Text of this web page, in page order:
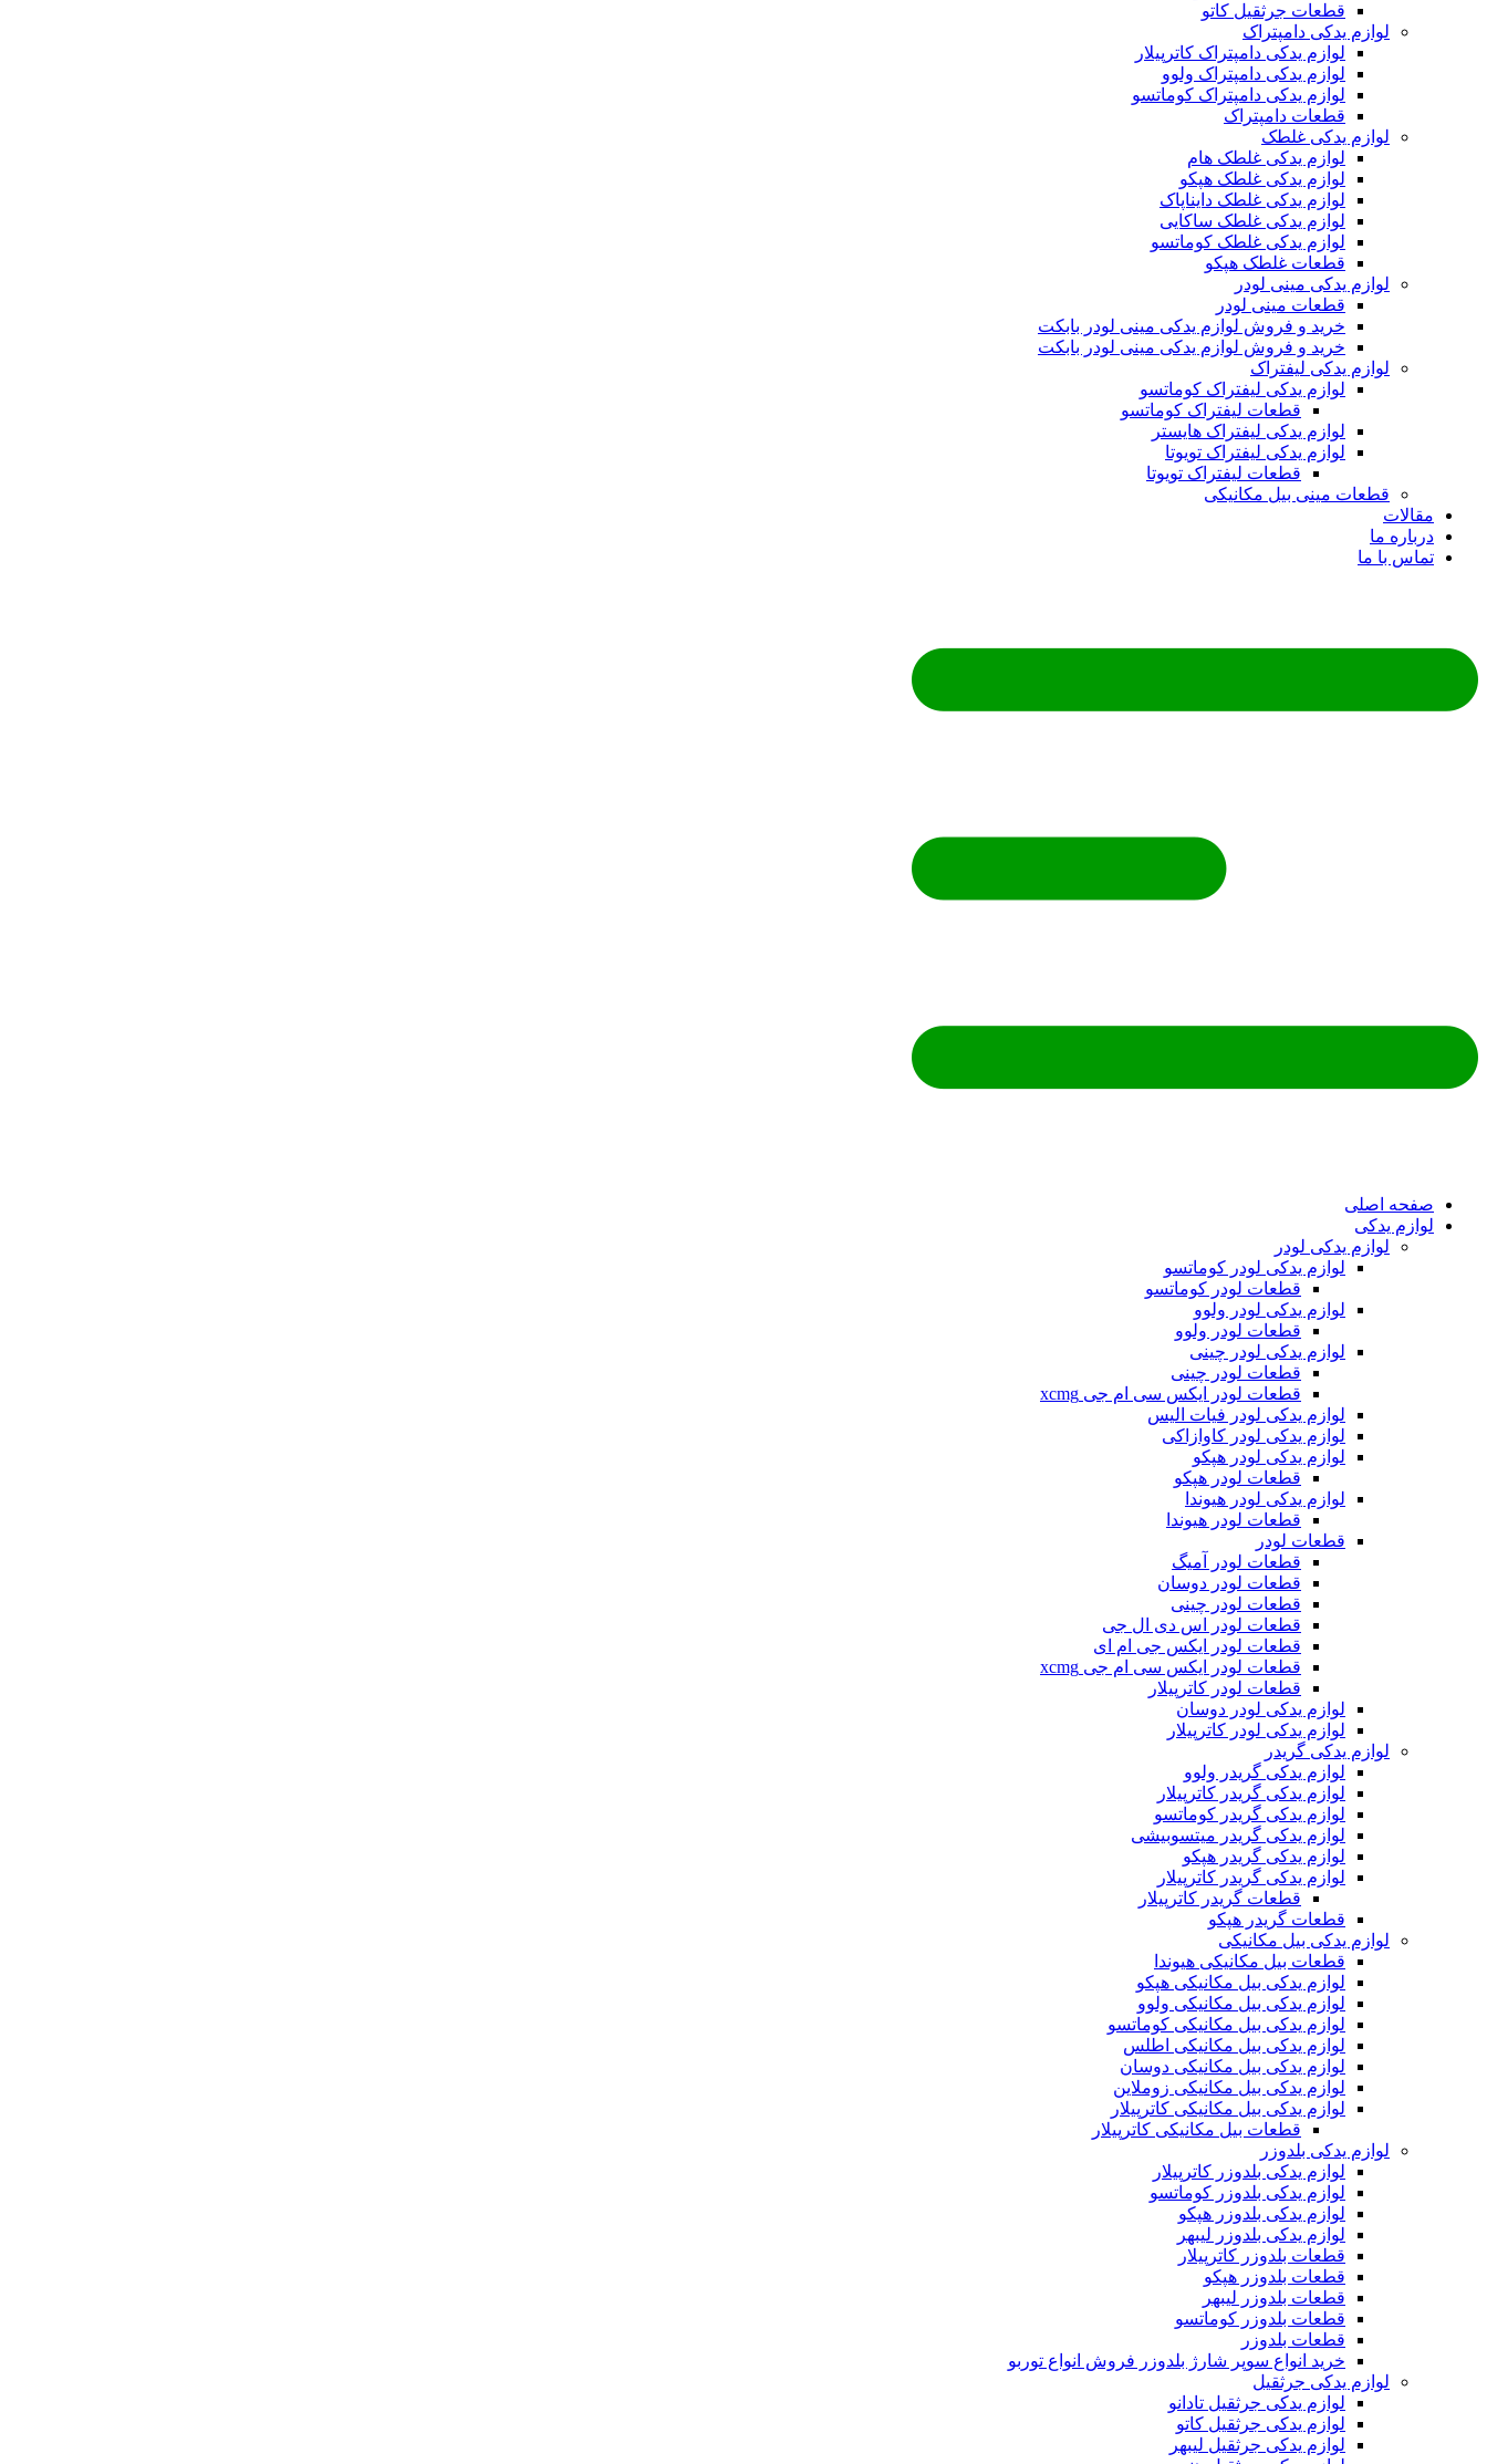
قطعات جرثقیل کاتو
لوازم یدکی دامپتراک
لوازم یدکی دامپتراک کاترپیلار
لوازم یدکی دامپتراک ولوو
لوازم یدکی دامپتراک کوماتسو
قطعات دامپتراک
لوازم یدکی غلطک
لوازم یدکی غلطک هام
لوازم یدکی غلطک هپکو
لوازم یدکی غلطک دایناپاک
لوازم یدکی غلطک ساکایی
لوازم یدکی غلطک کوماتسو
قطعات غلطک هپکو
لوازم یدکی مینی لودر
قطعات مینی لودر
خرید و فروش لوازم یدکی مینی لودر بابکت
خرید و فروش لوازم یدکی مینی لودر بابکت
لوازم یدکی لیفتراک
لوازم یدکی لیفتراک کوماتسو
قطعات لیفتراک کوماتسو
لوازم یدکی لیفتراک هایستر
لوازم یدکی لیفتراک تویوتا
قطعات لیفتراک تویوتا
قطعات مینی بیل مکانیکی
مقالات
درباره ما
تماس با ما
صفحه اصلی
لوازم یدکی
لوازم یدکی لودر
لوازم یدکی لودر کوماتسو
قطعات لودر کوماتسو
لوازم یدکی لودر ولوو
قطعات لودر ولوو
لوازم یدکی لودر چینی
قطعات لودر چینی
قطعات لودر ایکس سی ام جی xcmg
لوازم یدکی لودر فیات الیس
لوازم یدکی لودر کاوازاکی
لوازم یدکی لودر هپکو
قطعات لودر هپکو
لوازم یدکی لودر هیوندا
قطعات لودر هیوندا
قطعات لودر
قطعات لودر آمیگ
قطعات لودر دوسان
قطعات لودر چینی
قطعات لودر اس دی ال جی
قطعات لودر ایکس جی ام ای
قطعات لودر ایکس سی ام جی xcmg
قطعات لودر کاترپیلار
لوازم یدکی لودر دوسان
لوازم یدکی لودر کاترپیلار
لوازم یدکی گریدر
لوازم یدکی گریدر ولوو
لوازم یدکی گریدر کاترپیلار
لوازم یدکی گریدر کوماتسو
لوازم یدکی گریدر میتسوبیشی
لوازم یدکی گریدر هپکو
لوازم یدکی گریدر کاترپیلار
قطعات گریدر کاترپیلار
قطعات گریدر هپکو
لوازم یدکی بیل مکانیکی
قطعات بیل مکانیکی هیوندا
لوازم یدکی بیل مکانیکی هپکو
لوازم یدکی بیل مکانیکی ولوو
لوازم یدکی بیل مکانیکی کوماتسو
لوازم یدکی بیل مکانیکی اطلس
لوازم یدکی بیل مکانیکی دوسان
لوازم یدکی بیل مکانیکی زوملاین
لوازم یدکی بیل مکانیکی کاترپیلار
قطعات بیل مکانیکی کاترپیلار
لوازم یدکی بلدوزر
لوازم یدکی بلدوزر کاترپیلار
لوازم یدکی بلدوزر کوماتسو
لوازم یدکی بلدوزر هپکو
لوازم یدکی بلدوزر لیبهر
قطعات بلدوزر کاترپیلار
قطعات بلدوزر هپکو
قطعات بلدوزر لیبهر
قطعات بلدوزر کوماتسو
قطعات بلدوزر
خرید انواع سوپر شارژ بلدوزر فروش انواع توربو
لوازم یدکی جرثقیل
لوازم یدکی جرثقیل تادانو
لوازم یدکی جرثقیل کاتو
لوازم یدکی جرثقیل لیبهر